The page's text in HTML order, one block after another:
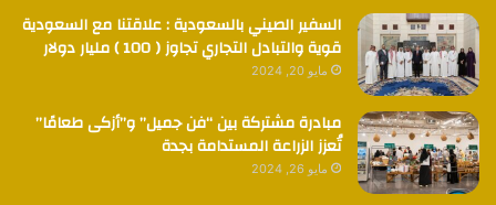
السفير الصيني بالسعودية : علاقتنا مع السعودية
قوية والتبادل التجاري تجاوز ( 100 ) مليار دولار
مايو 20, 2024
مبادرة مشتركة بين “فن جميل” و”أزكى طعامًا”
تُعزز الزراعة المستدامة بجدة
مايو 26, 2024